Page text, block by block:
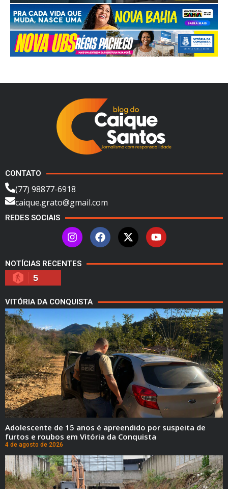
CONTATO
(77) 98877-6918
caique.grato@gmail.com
REDES SOCIAIS
NOTÍCIAS RECENTES
5
VITÓRIA DA CONQUISTA
Adolescente de 15 anos é apreendido por suspeita de
furtos e roubos em Vitória da Conquista
4 de agosto de 2026